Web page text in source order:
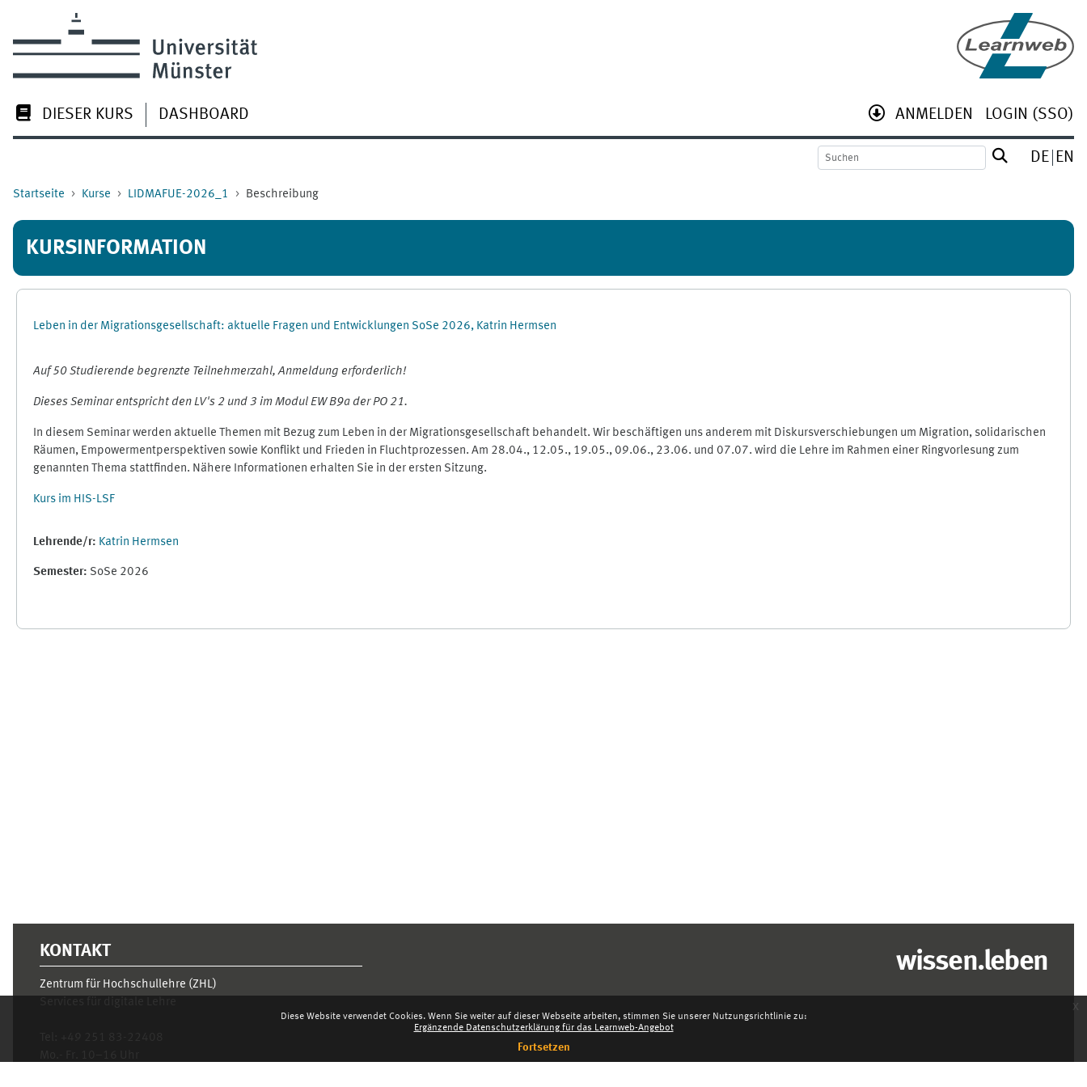
Diese Website verwendet Cookies. Wenn Sie weiter auf dieser Webseite arbeiten, stimmen Sie unserer Nutzungsrichtlinie zu:
Ergänzende Datenschutzerklärung für das Learnweb-Angebot
Fortsetzen
x
DIESER KURS DASHBOARD ANMELDEN LOGIN (SSO)
DE EN
Startseite Kurse LIDMAFUE-2026_1 Beschreibung
KURSINFORMATION
Leben in der Migrationsgesellschaft: aktuelle Fragen und Entwicklungen SoSe 2026, Katrin Hermsen
Auf 50 Studierende begrenzte Teilnehmerzahl, Anmeldung erforderlich!
Dieses Seminar entspricht den LV's 2 und 3 im Modul EW B9a der PO 21.
In diesem Seminar werden aktuelle Themen mit Bezug zum Leben in der Migrationsgesellschaft behandelt. Wir beschäftigen uns anderem mit Diskursverschiebungen um Migration, solidarischen
Räumen, Empowermentperspektiven sowie Konflikt und Frieden in Fluchtprozessen. Am 28.04., 12.05., 19.05., 09.06., 23.06. und 07.07. wird die Lehre im Rahmen einer Ringvorlesung zum
genannten Thema stattfinden. Nähere Informationen erhalten Sie in der ersten Sitzung.
Kurs im HIS-LSF
Lehrende/r: Katrin Hermsen
Semester: SoSe 2026
KONTAKT
Zentrum für Hochschullehre (ZHL)
wissen.leben